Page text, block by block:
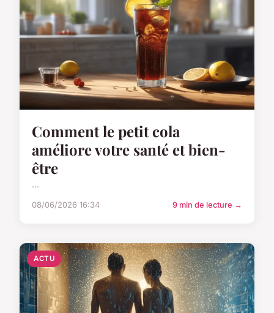
Comment le petit cola
améliore votre santé et bien-
être
...
08/06/2026 16:34 9 min de lecture →
ACTU